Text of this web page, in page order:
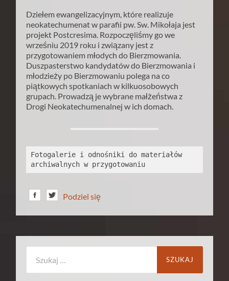
Dziełem ewangelizacyjnym, które realizuje
neokatechumenat w parafii pw. Sw. Mikołaja jest
projekt Postcresima. Rozpoczęliśmy go we
wrześniu 2019 roku i związany jest z
przygotowaniem młodych do Bierzmowania.
Duszpasterstwo kandydatów do Bierzmowania i
młodzieży po Bierzmowaniu polega na co
piątkowych spotkaniach w kilkuosobowych
grupach. Prowadzą je wybrane małżeństwa z
Drogi Neokatechumenalnej w ich domach.
Fotogalerie i odnośniki do materiałów
archiwalnych w przygotowaniu
Podziel się